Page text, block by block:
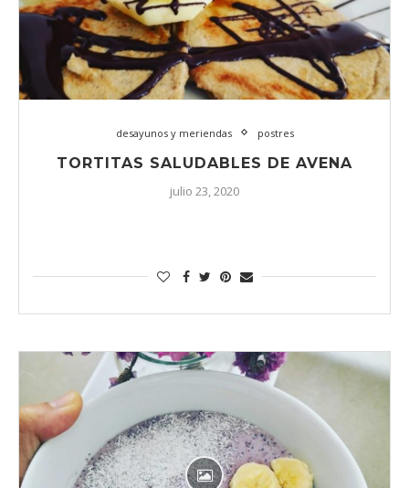
desayunos y meriendas postres
TORTITAS SALUDABLES DE AVENA
julio 23, 2020